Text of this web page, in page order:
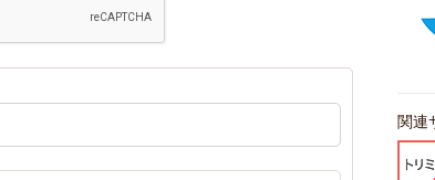
関連